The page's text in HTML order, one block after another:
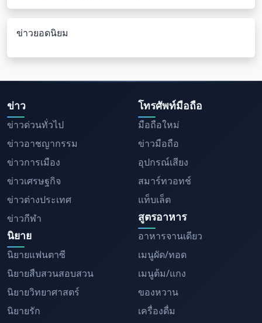
ข่าวยอดนิยม
ข่าว
ข่าวด่วนทั่วไป
ข่าวอาชญากรรม
ข่าวการเมือง
ข่าวเศรษฐกิจ
ข่าวต่างประเทศ
ข่าวกีฬา
นิยาย
นิยายแฟนตาซี
นิยายสืบสวนสอบสวน
นิยายวิทยาศาสตร์
นิยายรัก
โทรศัพท์มือถือ
มือถือใหม่
ข่าวมือถือ
อุปกรณ์เสียง
สมาร์ทวอทช์
แท็บเล็ต
สูตรอาหาร
อาหารจานเดียว
เมนูผัด/ทอด
เมนูต้ม/แกง
ของหวาน
เครื่องดื่ม